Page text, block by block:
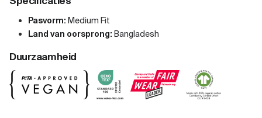
Pasvorm: Medium Fit
Land van oorsprong: Bangladesh
Duurzaamheid